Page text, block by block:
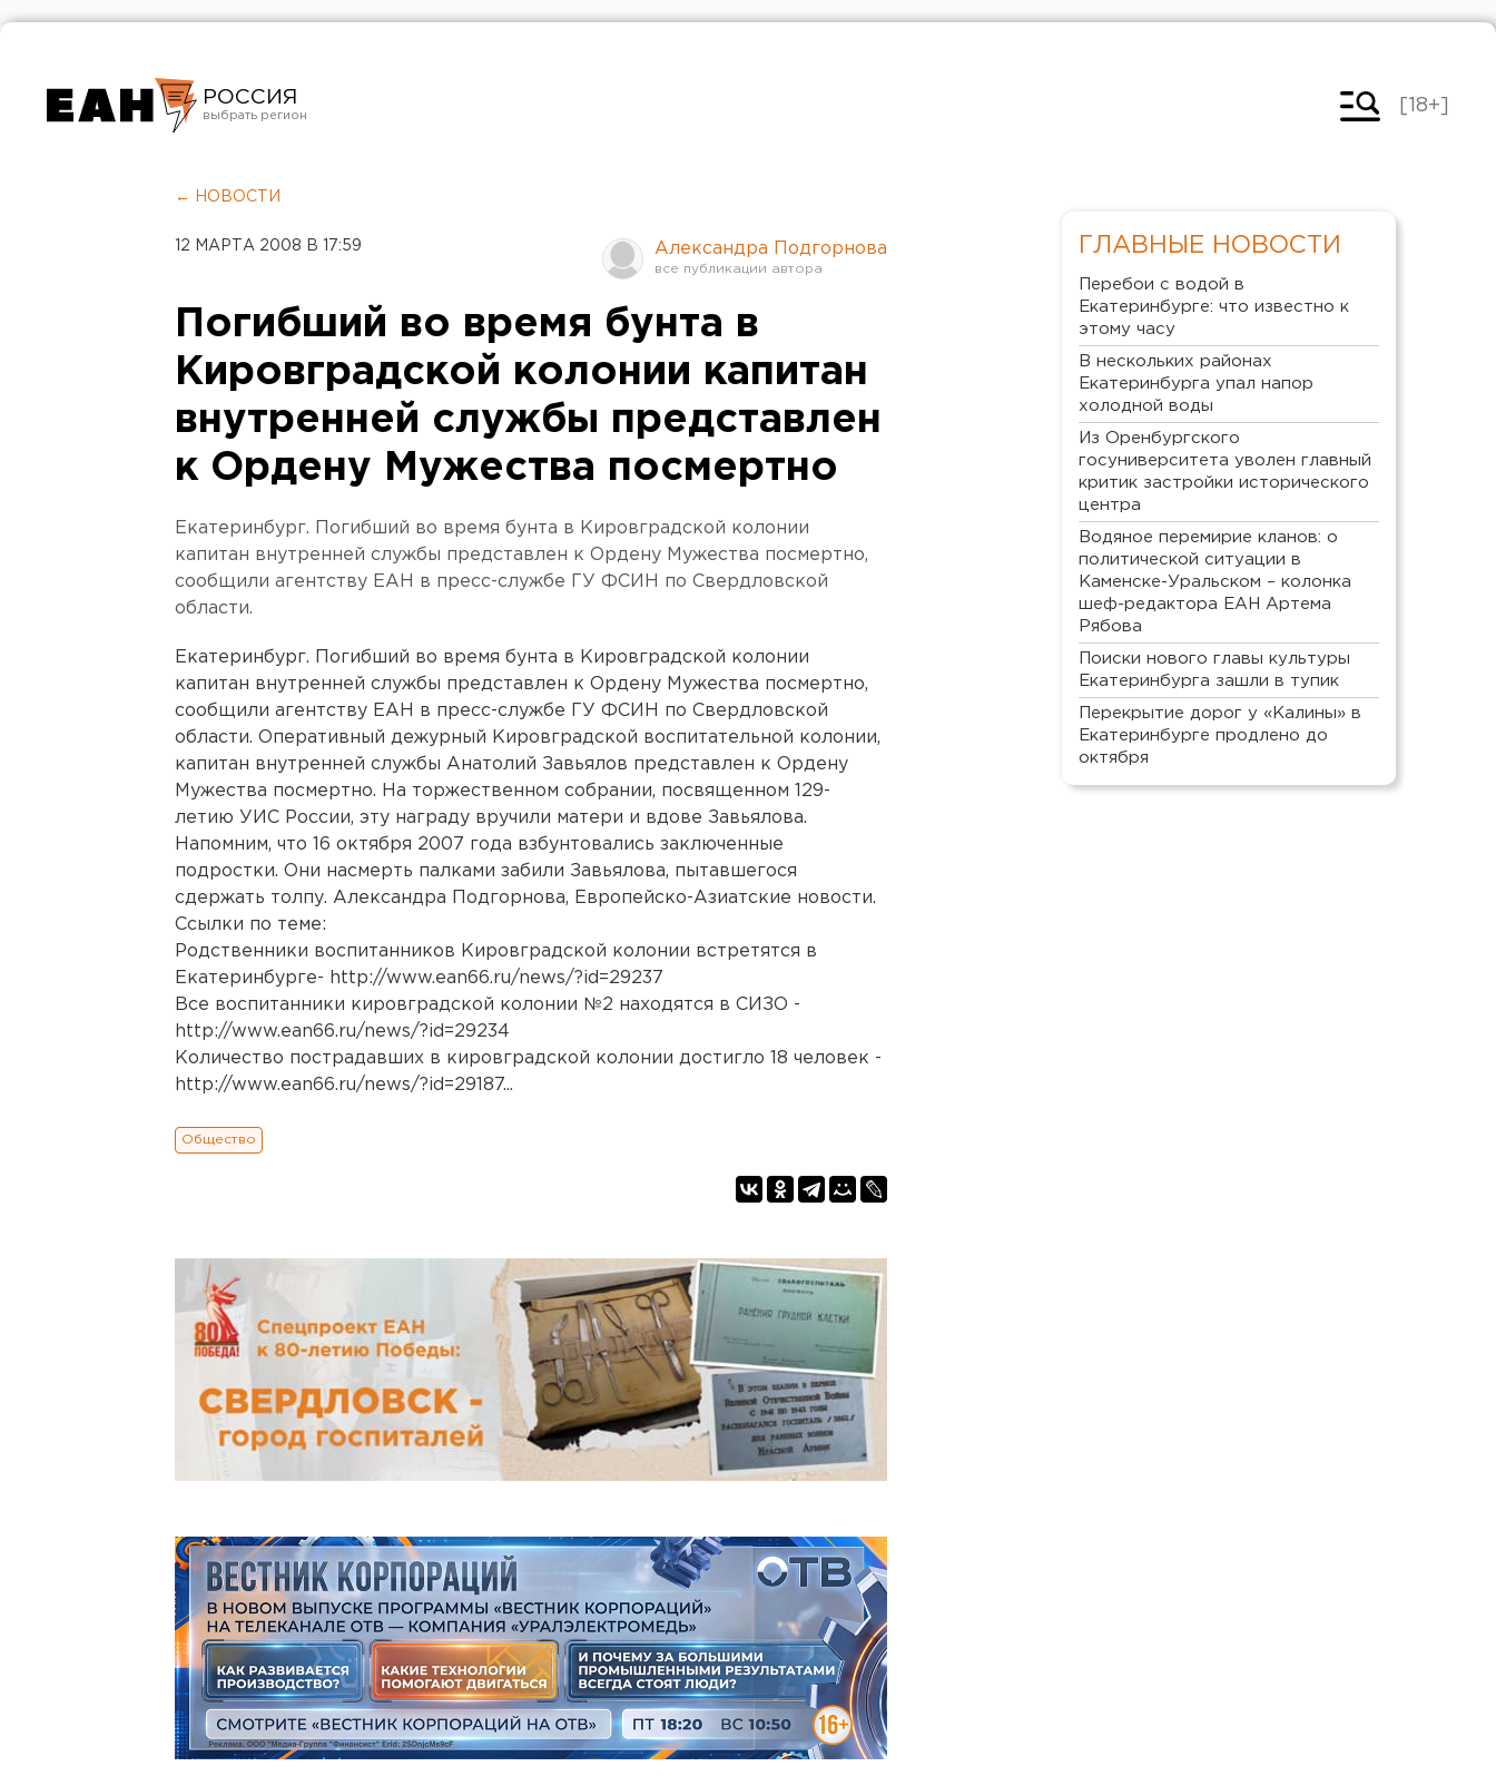
РОССИЯ
Челябинск
[18+]
← НОВОСТИ
12 МАРТА 2008 В 17:59 Александра Подгорнова
Погибший во время бунта в
Кировградской колонии капитан
внутренней службы представлен
к Ордену Мужества посмертно
Екатеринбург. Погибший во время бунта в Кировградской колонии
капитан внутренней службы представлен к Ордену Мужества посмертно,
сообщили агентству ЕАН в пресс-службе ГУ ФСИН по Свердловской
области.
Екатеринбург. Погибший во время бунта в Кировградской колонии
капитан внутренней службы представлен к Ордену Мужества посмертно,
сообщили агентству ЕАН в пресс-службе ГУ ФСИН по Свердловской
области. Оперативный дежурный Кировградской воспитательной колонии,
капитан внутренней службы Анатолий Завьялов представлен к Ордену
Мужества посмертно. На торжественном собрании, посвященном 129-
летию УИС России, эту награду вручили матери и вдове Завьялова.
Напомним, что 16 октября 2007 года взбунтовались заключенные
подростки. Они насмерть палками забили Завьялова, пытавшегося
сдержать толпу. Александра Подгорнова, Европейско-Азиатские новости.
Ссылки по теме:
Родственники воспитанников Кировградской колонии встретятся в
Екатеринбурге- http://www.ean66.ru/news/?id=29237
Все воспитанники кировградской колонии №2 находятся в СИЗО -
http://www.ean66.ru/news/?id=29234
Количество пострадавших в кировградской колонии достигло 18 человек -
http://www.ean66.ru/news/?id=29187...
Общество
ГЛАВНЫЕ НОВОСТИ
Перебои с водой в
Екатеринбурге: что известно к
этому часу
В нескольких районах
Екатеринбурга упал напор
холодной воды
Из Оренбургского
госуниверситета уволен главный
критик застройки исторического
центра
Водяное перемирие кланов: о
политической ситуации в
Каменске-Уральском – колонка
шеф-редактора ЕАН Артема
Рябова
Поиски нового главы культуры
Екатеринбурга зашли в тупик
Перекрытие дорог у «Калины» в
Екатеринбурге продлено до
октября